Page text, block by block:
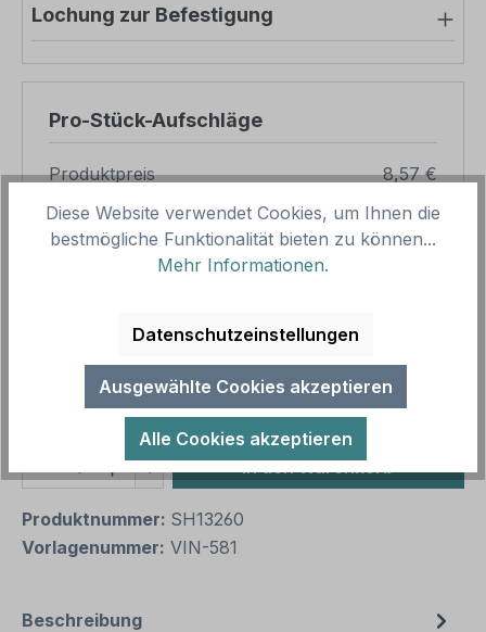
Lochung zur Befestigung
Pro-Stück-Aufschläge
Produktpreis
8,57 €
Zwischensumme
8,57 €
Zusammenfassung
Preise inkl. MwSt. zzgl. Versandkosten
Aufgrund von Neuberechnungen im Warenkorb sind
abweichende Endpreise möglich.
Produkt Anzahl: Gib den
1 In den Warenkorb
Produktnummer: SH13260
Vorlagenummer: VIN-581
Beschreibung
Diese Website verwendet Cookies, um Ihnen die
bestmögliche Funktionalität bieten zu können...
Mehr Informationen.
Datenschutzeinstellungen
Ausgewählte Cookies akzeptieren
Alle Cookies akzeptieren